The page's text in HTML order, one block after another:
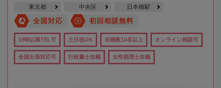
東京都 中央区 日本橋駅
全国対応 初回相談無料
19時以降TEL可 土日祝OK 在籍数10名以上 オンライン相談可
全国出張対応可 行政書士在籍 女性税理士在籍